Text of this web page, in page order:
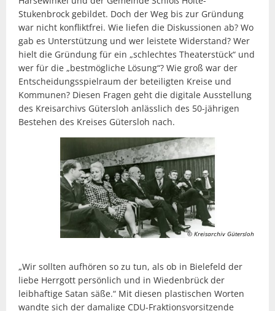
Stukenbrock gebildet. Doch der Weg bis zur Gründung
war nicht konfliktfrei. Wie liefen die Diskussionen ab? Wo
gab es Unterstützung und wer leistete Widerstand? Wer
hielt die Gründung für ein „schlechtes Theaterstück“ und
wer für die „bestmögliche Lösung“? Wie groß war der
Entscheidungsspielraum der beteiligten Kreise und
Kommunen? Diesen Fragen geht die digitale Ausstellung
des Kreisarchivs Gütersloh anlässlich des 50-jährigen
Bestehen des Kreises Gütersloh nach.
© Kreisarchiv Gütersloh
„Wir sollten aufhören so zu tun, als ob in Bielefeld der
liebe Herrgott persönlich und in Wiedenbrück der
leibhaftige Satan säße.“ Mit diesen plastischen Worten
wandte sich der damalige CDU-Fraktionsvorsitzende